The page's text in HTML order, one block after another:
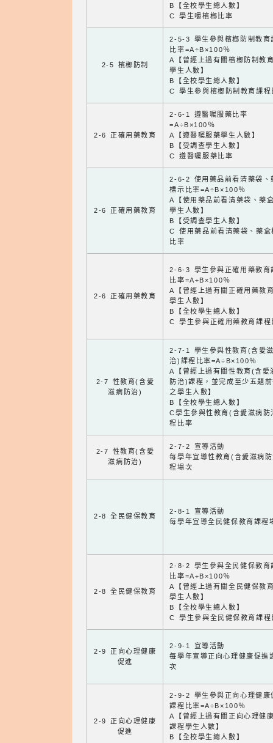
B【全校學生總人數】
C 學生嚼檳榔比率
2-5 檳榔防制
2-5-3 學生參與檳榔防制教育
比率=A÷B×100％
A【曾經上過有關檳榔防制教
學生人數】
B【全校學生總人數】
C 學生參與檳榔防制教育課程
2-6 正確用藥教育
2-6-1 遵醫囑服藥比率
=A÷B×100％
A【遵醫囑服藥學生人數】
B【受調查學生人數】
C 遵醫囑服藥比率
2-6 正確用藥教育
2-6-2 使用藥品前看清藥袋、
標示比率=A÷B×100％
A【使用藥品前看清藥袋、藥
學生人數】
B【受調查學生人數】
C 使用藥品前看清藥袋、藥盒
比率
2-6 正確用藥教育
2-6-3 學生參與正確用藥教育
比率=A÷B×100％
A【曾經上過有關正確用藥教
學生人數】
B【全校學生總人數】
C 學生參與正確用藥教育課程
2-7 性教育(含愛
滋病防治)
2-7-1 學生參與性教育(含愛
治)課程比率=A÷B×100％
A【曾經上過有關性教育(含愛
防治)課程，並完成至少五題
之學生人數】
B【全校學生總人數】
C學生參與性教育(含愛滋病防
程比率
2-7 性教育(含愛
滋病防治)
2-7-2 宣導活動
每學年宣導性教育(含愛滋病
程場次
2-8 全民健保教育
2-8-1 宣導活動
每學年宣導全民健保教育課程
2-8 全民健保教育
2-8-2 學生參與全民健保教育
比率=A÷B×100％
A【曾經上過有關全民健保教
學生人數】
B【全校學生總人數】
C 學生參與全民健保教育課程
2-9 正向心理健康
促進
2-9-1 宣導活動
每學年宣導正向心理健康促進
次
2-9 正向心理健康
促進
2-9-2 學生參與正向心理健康
課程比率=A÷B×100％
A【曾經上過有關正向心理健
課程學生人數】
B【全校學生總人數】